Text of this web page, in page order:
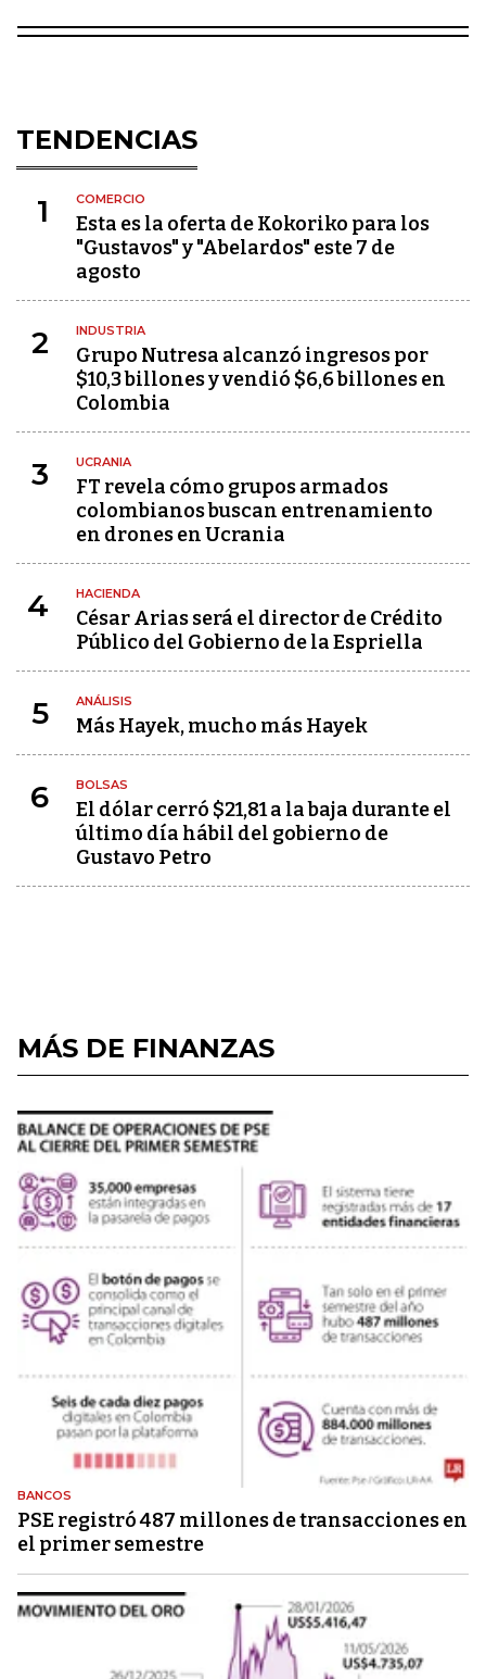
TENDENCIAS
1 COMERCIO
Esta es la oferta de Kokoriko para los
"Gustavos" y "Abelardos" este 7 de
agosto
2 INDUSTRIA
Grupo Nutresa alcanzó ingresos por
$10,3 billones y vendió $6,6 billones en
Colombia
3 UCRANIA
FT revela cómo grupos armados
colombianos buscan entrenamiento
en drones en Ucrania
4 HACIENDA
César Arias será el director de Crédito
Público del Gobierno de la Espriella
5 ANÁLISIS
Más Hayek, mucho más Hayek
6 BOLSAS
El dólar cerró $21,81 a la baja durante el
último día hábil del gobierno de
Gustavo Petro
MÁS DE FINANZAS
BANCOS
PSE registró 487 millones de transacciones en
el primer semestre